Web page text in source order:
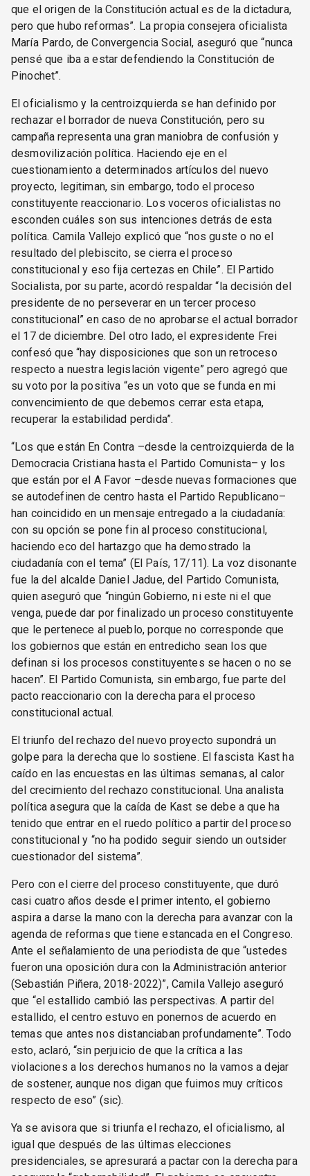
que el origen de la Constitución actual es de la dictadura,
pero que hubo reformas”. La propia consejera oficialista
María Pardo, de Convergencia Social, aseguró que “nunca
pensé que iba a estar defendiendo la Constitución de
Pinochet”.
El oficialismo y la centroizquierda se han definido por
rechazar el borrador de nueva Constitución, pero su
campaña representa una gran maniobra de confusión y
desmovilización política. Haciendo eje en el
cuestionamiento a determinados artículos del nuevo
proyecto, legitiman, sin embargo, todo el proceso
constituyente reaccionario. Los voceros oficialistas no
esconden cuáles son sus intenciones detrás de esta
política. Camila Vallejo explicó que “nos guste o no el
resultado del plebiscito, se cierra el proceso
constitucional y eso fija certezas en Chile”. El Partido
Socialista, por su parte, acordó respaldar “la decisión del
presidente de no perseverar en un tercer proceso
constitucional” en caso de no aprobarse el actual borrador
el 17 de diciembre. Del otro lado, el expresidente Frei
confesó que “hay disposiciones que son un retroceso
respecto a nuestra legislación vigente” pero agregó que
su voto por la positiva “es un voto que se funda en mi
convencimiento de que debemos cerrar esta etapa,
recuperar la estabilidad perdida”.
“Los que están En Contra –desde la centroizquierda de la
Democracia Cristiana hasta el Partido Comunista– y los
que están por el A Favor –desde nuevas formaciones que
se autodefinen de centro hasta el Partido Republicano–
han coincidido en un mensaje entregado a la ciudadanía:
con su opción se pone fin al proceso constitucional,
haciendo eco del hartazgo que ha demostrado la
ciudadanía con el tema” (El País, 17/11). La voz disonante
fue la del alcalde Daniel Jadue, del Partido Comunista,
quien aseguró que “ningún Gobierno, ni este ni el que
venga, puede dar por finalizado un proceso constituyente
que le pertenece al pueblo, porque no corresponde que
los gobiernos que están en entredicho sean los que
definan si los procesos constituyentes se hacen o no se
hacen”. El Partido Comunista, sin embargo, fue parte del
pacto reaccionario con la derecha para el proceso
constitucional actual.
El triunfo del rechazo del nuevo proyecto supondrá un
golpe para la derecha que lo sostiene. El fascista Kast ha
caído en las encuestas en las últimas semanas, al calor
del crecimiento del rechazo constitucional. Una analista
política asegura que la caída de Kast se debe a que ha
tenido que entrar en el ruedo político a partir del proceso
constitucional y “no ha podido seguir siendo un outsider
cuestionador del sistema”.
Pero con el cierre del proceso constituyente, que duró
casi cuatro años desde el primer intento, el gobierno
aspira a darse la mano con la derecha para avanzar con la
agenda de reformas que tiene estancada en el Congreso.
Ante el señalamiento de una periodista de que “ustedes
fueron una oposición dura con la Administración anterior
(Sebastián Piñera, 2018-2022)”, Camila Vallejo aseguró
que “el estallido cambió las perspectivas. A partir del
estallido, el centro estuvo en ponernos de acuerdo en
temas que antes nos distanciaban profundamente”. Todo
esto, aclaró, “sin perjuicio de que la crítica a las
violaciones a los derechos humanos no la vamos a dejar
de sostener, aunque nos digan que fuimos muy críticos
respecto de eso” (sic).
Ya se avisora que si triunfa el rechazo, el oficialismo, al
igual que después de las últimas elecciones
presidenciales, se apresurará a pactar con la derecha para